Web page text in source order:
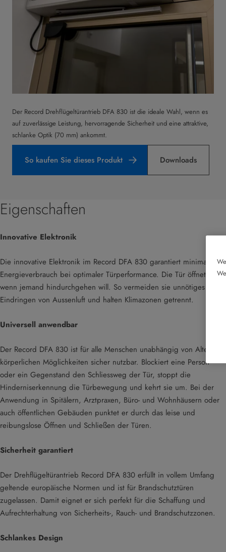
Der Record Drehflügeltürantrieb DFA 830 ist die ideale Wahl, wenn es
auf zuverlässige Leistung, hervorragende Sicherheit und eine attraktive,
schlanke Optik (70 mm) ankommt.
So kaufen Sie dieses Produkt Downloads
Eigenschaften
Innovative Elektronik
Die innovative Elektronik im Record DFA 830 garantiert minimalen
Energieverbrauch bei optimaler Türperformance. Die Tür öffnet nur,
wenn jemand hindurchgehen will. So vermeiden sie unnötiges
Eindringen von Aussenluft und halten Klimazonen getrennt.
Universell anwendbar
Der Record DFA 830 ist für alle Menschen unabhängig von Alter und
körperlichen Möglichkeiten sicher nutzbar. Blockiert eine Person
oder ein Gegenstand den Schliessweg der Tür, stoppt die
Hinderniserkennung die Türbewegung und kehrt sie um. Bei der
Anwendung in Spitälern, Arztpraxen, Büro- und Wohnhäusern oder
auch öffentlichen Gebäuden punktet er durch das leise und
reibungslose Öffnen und Schließen der Türen.
Sicherheit garantiert
Der Drehflügeltürantrieb Record DFA 830 erfüllt in vollem Umfang
geltende europäische Normen und ist für Brandschutztüren
zugelassen. Damit eignet er sich perfekt für die Schaffung und
Aufrechterhaltung von Sicherheits-, Rauch- und Brandschutzzonen.
Schlankes Design